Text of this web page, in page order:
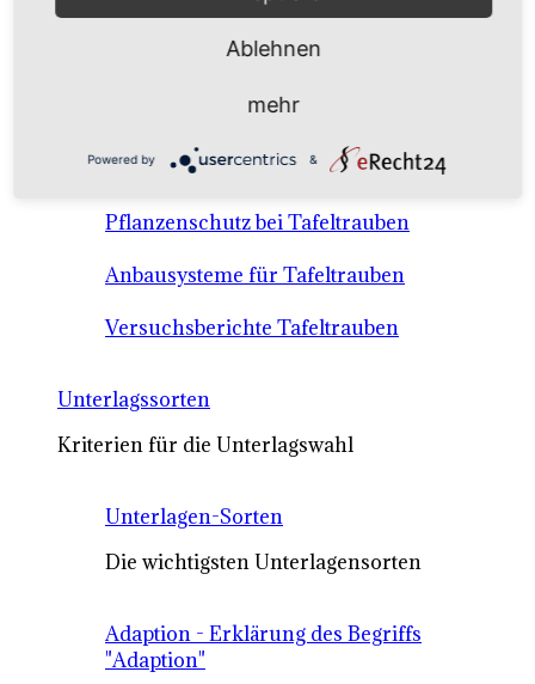
Anbausysteme & Recht
Tafeltrauben A-Z Sortenbeschreibungen
Tafeltraubenanbau - rechtliche
Voraussetzungen
Pflanzenschutz bei Tafeltrauben
Anbausysteme für Tafeltrauben
Versuchsberichte Tafeltrauben
Unterlagssorten
Kriterien für die Unterlagswahl
Unterlagen-Sorten
Die wichtigsten Unterlagensorten
Adaption - Erklärung des Begriffs
"Adaption"
Ablehnen
mehr
Powered by &